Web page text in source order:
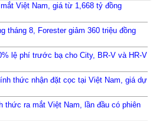
Việt Nam, giá từ 1,668 tỷ đồng
tháng 8, Forester giảm 360 triệu đồng
lệ phí trước bạ cho City, BR-V và HR-V
thức nhận đặt cọc tại Việt Nam, giá dự
thức ra mắt Việt Nam, lần đầu có phiên